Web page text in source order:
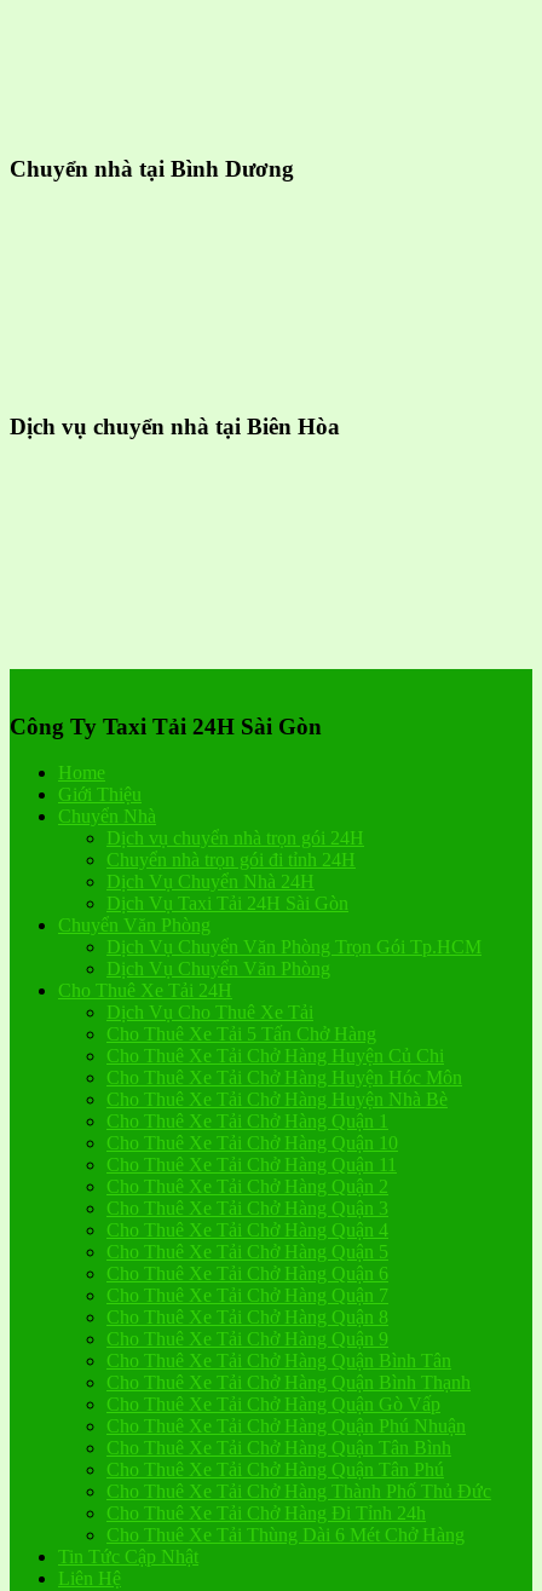
Chuyển nhà tại Bình Dương
Dịch vụ chuyển nhà tại Biên Hòa
Công Ty Taxi Tải 24H Sài Gòn
Home
Giới Thiệu
Chuyển Nhà
Dịch vụ chuyển nhà trọn gói 24H
Chuyển nhà trọn gói đi tỉnh 24H
Dịch Vụ Chuyển Nhà 24H
Dịch Vụ Taxi Tải 24H Sài Gòn
Chuyển Văn Phòng
Dịch Vụ Chuyển Văn Phòng Trọn Gói Tp.HCM
Dịch Vụ Chuyển Văn Phòng
Cho Thuê Xe Tải 24H
Dịch Vụ Cho Thuê Xe Tải
Cho Thuê Xe Tải 5 Tấn Chở Hàng
Cho Thuê Xe Tải Chở Hàng Huyện Củ Chi
Cho Thuê Xe Tải Chở Hàng Huyện Hóc Môn
Cho Thuê Xe Tải Chở Hàng Huyện Nhà Bè
Cho Thuê Xe Tải Chở Hàng Quận 1
Cho Thuê Xe Tải Chở Hàng Quận 10
Cho Thuê Xe Tải Chở Hàng Quận 11
Cho Thuê Xe Tải Chở Hàng Quận 2
Cho Thuê Xe Tải Chở Hàng Quận 3
Cho Thuê Xe Tải Chở Hàng Quận 4
Cho Thuê Xe Tải Chở Hàng Quận 5
Cho Thuê Xe Tải Chở Hàng Quận 6
Cho Thuê Xe Tải Chở Hàng Quận 7
Cho Thuê Xe Tải Chở Hàng Quận 8
Cho Thuê Xe Tải Chở Hàng Quận 9
Cho Thuê Xe Tải Chở Hàng Quận Bình Tân
Cho Thuê Xe Tải Chở Hàng Quận Bình Thạnh
Cho Thuê Xe Tải Chở Hàng Quận Gò Vấp
Cho Thuê Xe Tải Chở Hàng Quận Phú Nhuận
Cho Thuê Xe Tải Chở Hàng Quận Tân Bình
Cho Thuê Xe Tải Chở Hàng Quận Tân Phú
Cho Thuê Xe Tải Chở Hàng Thành Phố Thủ Đức
Cho Thuê Xe Tải Chở Hàng Đi Tỉnh 24h
Cho Thuê Xe Tải Thùng Dài 6 Mét Chở Hàng
Tin Tức Cập Nhật
Liên Hệ